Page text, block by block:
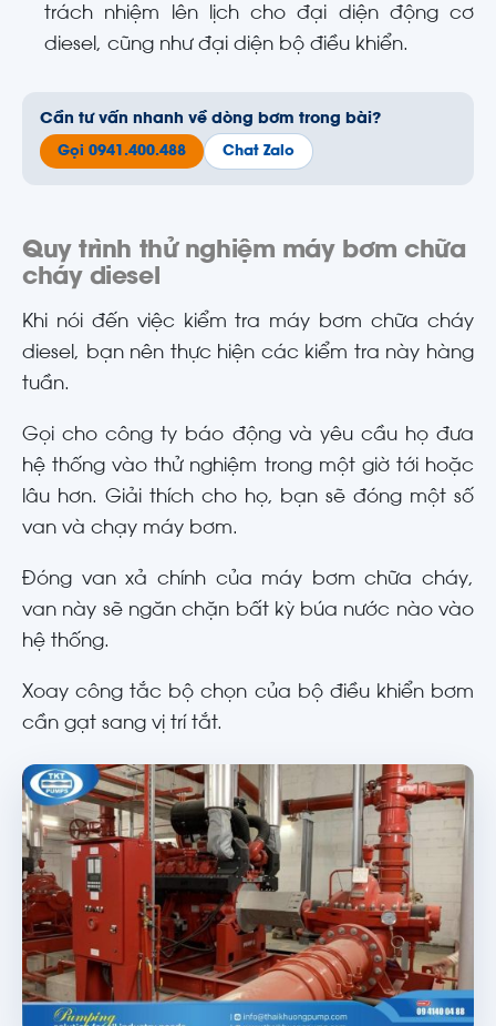
trách nhiệm lên lịch cho đại diện động cơ
diesel, cũng như đại diện bộ điều khiển.
Cần tư vấn nhanh về dòng bơm trong bài?
Gọi 0941.400.488 Chat Zalo
Quy trình thử nghiệm máy bơm chữa
cháy diesel
Khi nói đến việc kiểm tra máy bơm chữa cháy
diesel, bạn nên thực hiện các kiểm tra này hàng
tuần.
Gọi cho công ty báo động và yêu cầu họ đưa
hệ thống vào thử nghiệm trong một giờ tới hoặc
lâu hơn. Giải thích cho họ, bạn sẽ đóng một số
van và chạy máy bơm.
Đóng van xả chính của máy bơm chữa cháy,
van này sẽ ngăn chặn bất kỳ búa nước nào vào
hệ thống.
Xoay công tắc bộ chọn của bộ điều khiển bơm
cần gạt sang vị trí tắt.